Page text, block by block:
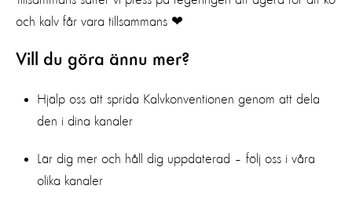
och kalv får vara tillsammans ❤
Vill du göra ännu mer?
Hjälp oss att sprida Kalvkonventionen genom att dela
den i dina kanaler
Lär dig mer och håll dig uppdaterad – följ oss i våra
olika kanaler